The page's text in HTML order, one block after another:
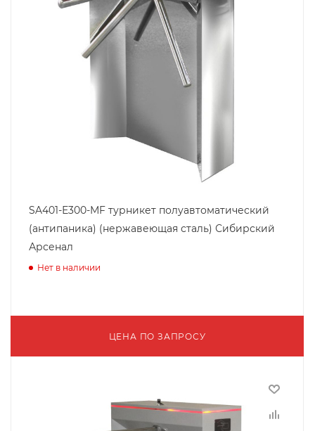
SA401-Е300-МF турникет полуавтоматический
(антипаника) (нержавеющая сталь) Сибирский
Арсенал
Нет в наличии
ЦЕНА ПО ЗАПРОСУ